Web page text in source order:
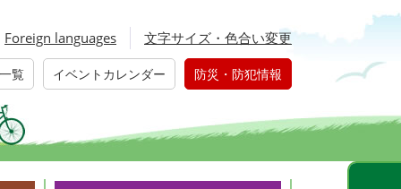
Foreign languages 文字サイズ・色合い変更
覧 イベントカレンダー 防災・防犯情報